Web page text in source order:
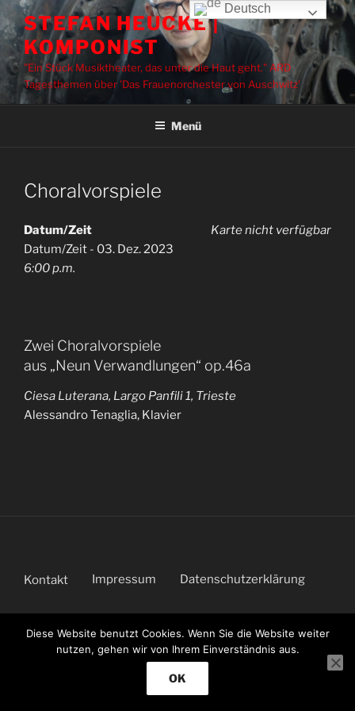
Zum
Inhalt
springen
STEFAN HEUCKE |
KOMPONIST
"Ein Stück Musiktheater, das unter die Haut geht." ARD
Tagesthemen über 'Das Frauenorchester von Auschwitz'
Menü
Choralvorspiele
Karte nicht verfügbar
Datum/Zeit
Datum/Zeit - 03. Dez. 2023
6:00 p.m.
Zwei Choralvorspiele
aus „Neun Verwandlungen“ op.46a
Ciesa Luterana, Largo Panfili 1, Trieste
Alessandro Tenaglia, Klavier
Kontakt Impressum Datenschutzerklärung
Deutsch
Diese Website benutzt Cookies. Wenn Sie die Website weiter
nutzen, gehen wir von Ihrem Einverständnis aus.
OK